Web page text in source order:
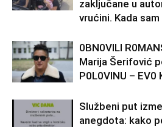
zaključane u
vrućini. Kada
0BN0VlLl
Marija Šerifović
P0L0VINU – EV0
Službeni put
anegdota: kako